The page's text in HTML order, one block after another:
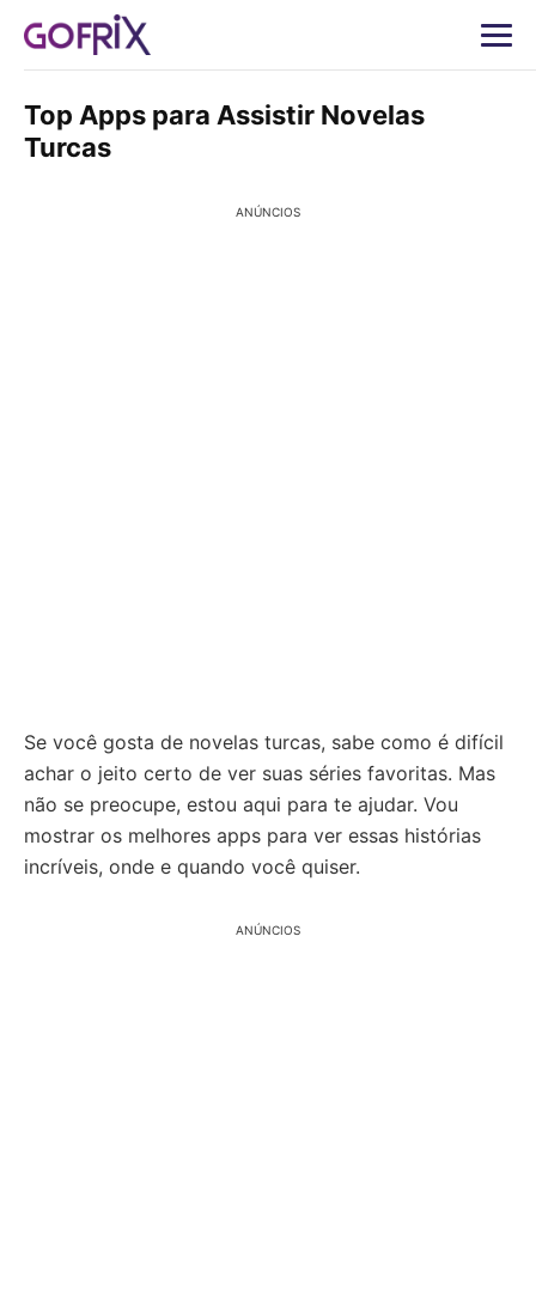
Top Apps para Assistir Novelas
Turcas
ANÚNCIOS
Se você gosta de novelas turcas, sabe como é difícil
achar o jeito certo de ver suas séries favoritas. Mas
não se preocupe, estou aqui para te ajudar. Vou
mostrar os melhores apps para ver essas histórias
incríveis, onde e quando você quiser.
ANÚNCIOS